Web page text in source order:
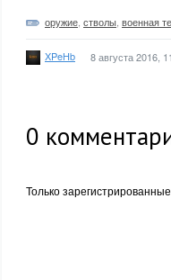
оружие стволы военная
XPeHb 8 августа 2016,
0
Только